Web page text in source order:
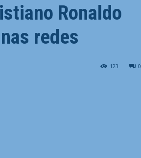
Ronaldo
redes
0
123